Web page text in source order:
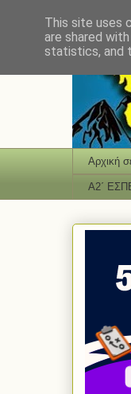
Αρχική
Α2΄
This site uses
are shared
statistics, and